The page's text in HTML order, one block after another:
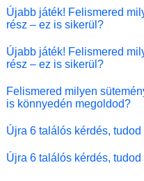
Újabb játék! Felismered
rész – ez is sikerül?
Újabb játék! Felismered
rész – ez is sikerül?
Felismered milyen
is könnyedén megoldod?
Újra 6 találós kérdés,
Újra 6 találós kérdés,